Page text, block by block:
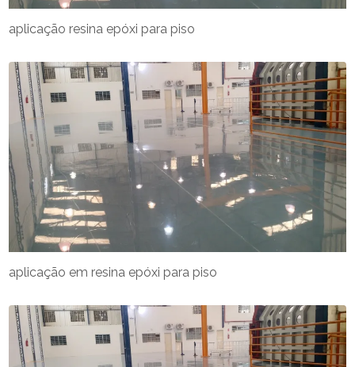
aplicação resina epóxi para piso
aplicação em resina epóxi para piso